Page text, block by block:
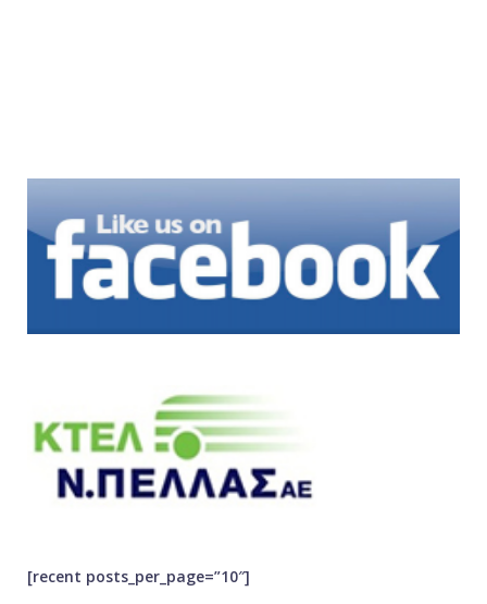
[recent posts_per_page=”10″]